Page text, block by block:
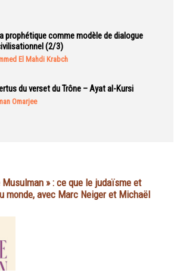
prophétique comme modèle de dialogue
(2/3)
El Mahdi Krabch
du verset du Trône – Ayat al-Kursi
Omarjee
» : ce que le judaïsme et
monde, avec Marc Neiger et Michaël